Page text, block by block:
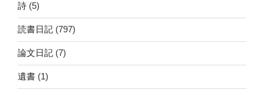
詩 (5)
読書日記 (797)
論文日記 (7)
遺書 (1)